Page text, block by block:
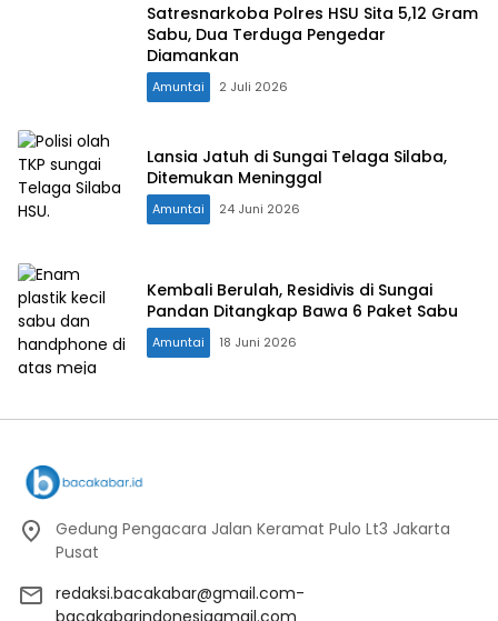
Satresnarkoba Polres HSU Sita 5,12 Gram
Sabu, Dua Terduga Pengedar
Diamankan
Amuntai 2 Juli 2026
Lansia Jatuh di Sungai Telaga Silaba,
Ditemukan Meninggal
Amuntai 24 Juni 2026
Kembali Berulah, Residivis di Sungai
Pandan Ditangkap Bawa 6 Paket Sabu
Amuntai 18 Juni 2026
Gedung Pengacara Jalan Keramat Pulo Lt3 Jakarta
Pusat
redaksi.bacakabar@gmail.com-
bacakabarindonesiagmail.com